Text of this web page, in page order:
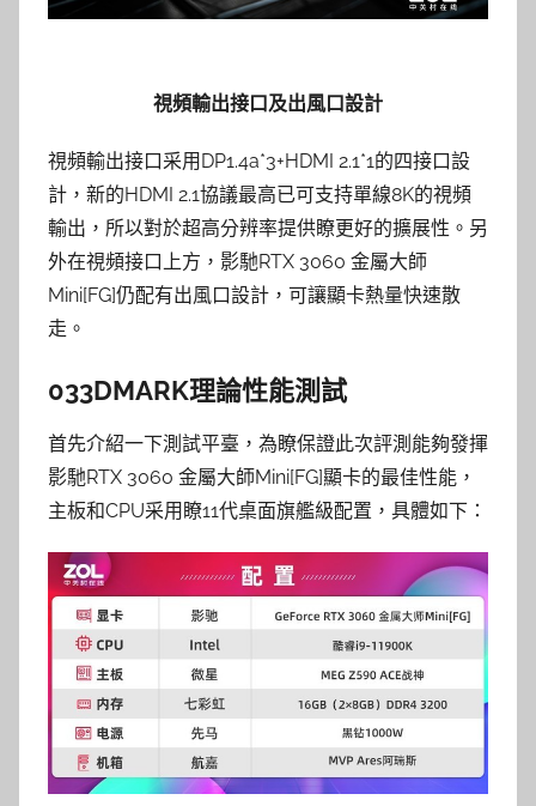
視頻輸出接口及出風口設計
視頻輸出接口采用DP1.4a*3+HDMI 2.1*1的四接口設
計，新的HDMI 2.1協議最高已可支持單線8K的視頻
輸出，所以對於超高分辨率提供瞭更好的擴展性。另
外在視頻接口上方，影馳RTX 3060 金屬大師
Mini[FG]仍配有出風口設計，可讓顯卡熱量快速散
走。
033DMARK理論性能測試
首先介紹一下測試平臺，為瞭保證此次評測能夠發揮
影馳RTX 3060 金屬大師Mini[FG]顯卡的最佳性能，
主板和CPU采用瞭11代桌面旗艦級配置，具體如下：